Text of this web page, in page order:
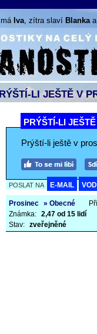
Iva, zítra slaví Blankaa
LI JEŠTĚ V
PRÝŠTÍ-LI
Prýští-li ještě v
POSLAT NA E-MAIL
Prosinec » Obecné
Známka: 2,47 od 15 lidí
Stav: zveřejněné